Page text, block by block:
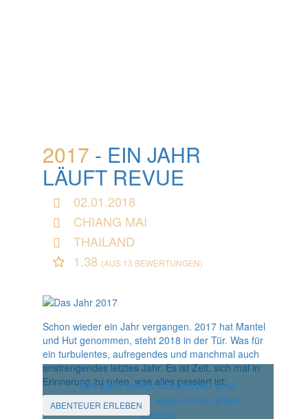
2017 - EIN JAHR
LÄUFT REVUE
02.01.2018
CHIANG MAI
THAILAND
1.38 (AUS 13 BEWERTUNGEN)
Ein Jahr voller Abenteuer und
Erlebnisse. Wir wagen den Blick
zurück
Schon wieder ein Jahr vergangen. 2017 hat Mantel
und Hut genommen, steht 2018 in der Tür. Was für
ein turbulentes, aufregendes und manchmal auch
anstrengendes letztes Jahr. Es ist Zeit, sich mal in
Erinnerung zu rufen, was alles passiert ist:
ABENTEUER ERLEBEN